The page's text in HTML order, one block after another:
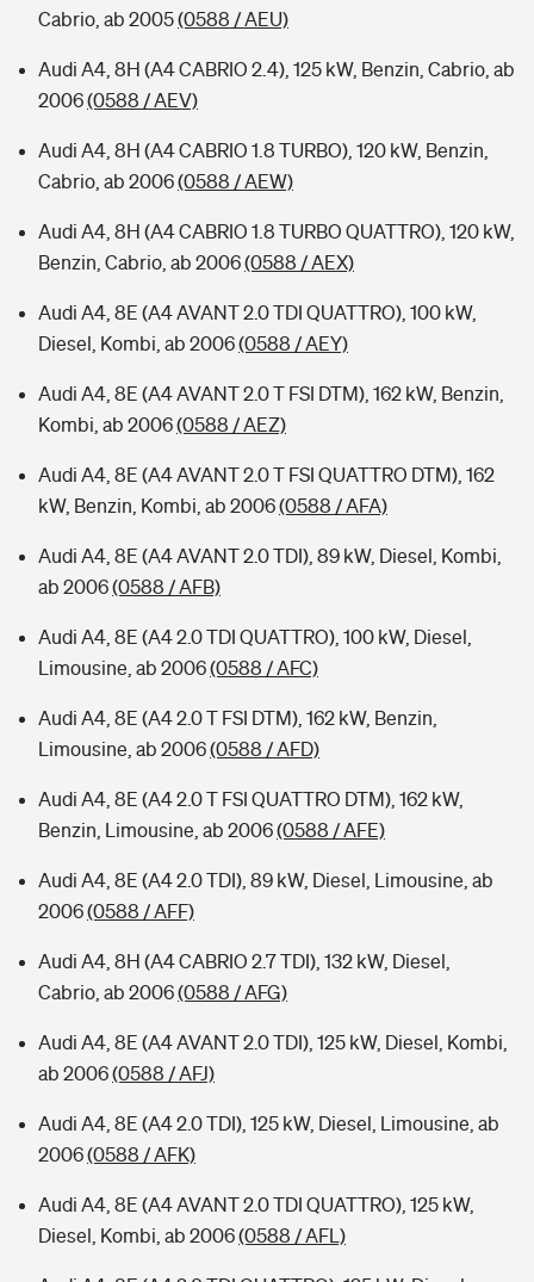
Cabrio, ab 2005(0588 / AEU)
Audi A4, 8H (A4 CABRIO 2.4), 125 kW, Benzin, Cabrio, ab
2006(0588 / AEV)
Audi A4, 8H (A4 CABRIO 1.8 TURBO), 120 kW, Benzin,
Cabrio, ab 2006(0588 / AEW)
Audi A4, 8H (A4 CABRIO 1.8 TURBO QUATTRO), 120 kW,
Benzin, Cabrio, ab 2006(0588 / AEX)
Audi A4, 8E (A4 AVANT 2.0 TDI QUATTRO), 100 kW,
Diesel, Kombi, ab 2006(0588 / AEY)
Audi A4, 8E (A4 AVANT 2.0 T FSI DTM), 162 kW, Benzin,
Kombi, ab 2006(0588 / AEZ)
Audi A4, 8E (A4 AVANT 2.0 T FSI QUATTRO DTM), 162
kW, Benzin, Kombi, ab 2006(0588 / AFA)
Audi A4, 8E (A4 AVANT 2.0 TDI), 89 kW, Diesel, Kombi,
ab 2006(0588 / AFB)
Audi A4, 8E (A4 2.0 TDI QUATTRO), 100 kW, Diesel,
Limousine, ab 2006(0588 / AFC)
Audi A4, 8E (A4 2.0 T FSI DTM), 162 kW, Benzin,
Limousine, ab 2006(0588 / AFD)
Audi A4, 8E (A4 2.0 T FSI QUATTRO DTM), 162 kW,
Benzin, Limousine, ab 2006(0588 / AFE)
Audi A4, 8E (A4 2.0 TDI), 89 kW, Diesel, Limousine, ab
2006(0588 / AFF)
Audi A4, 8H (A4 CABRIO 2.7 TDI), 132 kW, Diesel,
Cabrio, ab 2006(0588 / AFG)
Audi A4, 8E (A4 AVANT 2.0 TDI), 125 kW, Diesel, Kombi,
ab 2006(0588 / AFJ)
Audi A4, 8E (A4 2.0 TDI), 125 kW, Diesel, Limousine, ab
2006(0588 / AFK)
Audi A4, 8E (A4 AVANT 2.0 TDI QUATTRO), 125 kW,
Diesel, Kombi, ab 2006(0588 / AFL)